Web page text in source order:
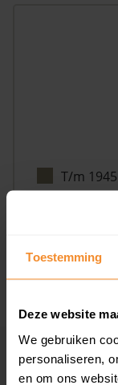
Toestemming
Deze website
We gebruiken
personaliseren,
en om ons
T/m 1945
2008 of
Inwoners